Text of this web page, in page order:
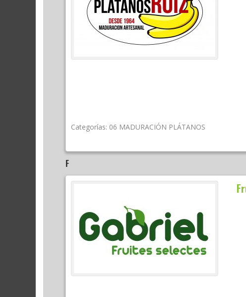
Categorías: 06 MADURACIÓN PLÁTANOS
F